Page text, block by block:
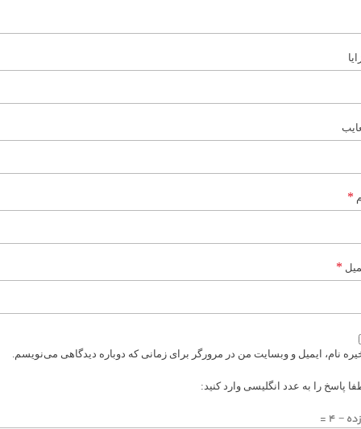
*
*
نام، ایمیل و وبسایت من در مرورگر برای زمانی که دوباره دیدگاهی می‌نویسم.
پاسخ را به عدد انگلیسی وارد کنید:
− 4 =